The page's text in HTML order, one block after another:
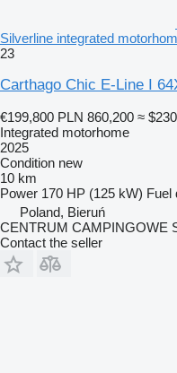
Silverline integrated
23
Carthago Chic E-Line I
€199,800 PLN 860,200 ≈
Integrated motorhome
2025
Condition new
10 km
Power 170 HP (125 kW) Fuel
Poland, Bieruń
CENTRUM CAMPINGOWE
Contact the seller